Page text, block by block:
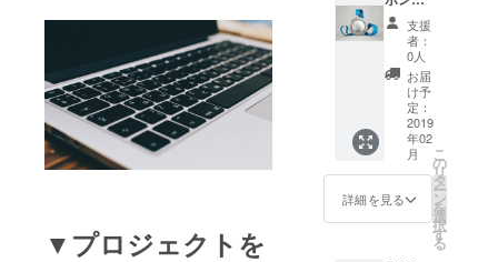
▼プロジェクトを
在デザ
イン中
です。
・ス
タッフT
シャツ
にロゴ
マーク
（小サ
イズ）
を掲載
いたし
ます。
サー】
・Mya-
hk LAB
のweb
ページ
にロゴ
マーク
（大サ
イズ）
を掲載
いたし
ます。
・Mya-
支援
者：
0人
お届
け予
定：
2019
年02
月
詳細を見る
こ
の
リ
タ
ー
ン
を
選
択
す
る